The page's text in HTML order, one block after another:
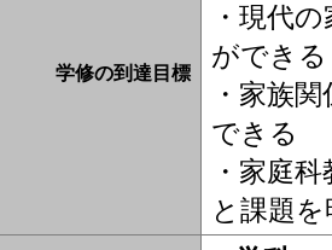
学修の到達目標
・現代
ができる
・家族
できる
・家庭
と課題